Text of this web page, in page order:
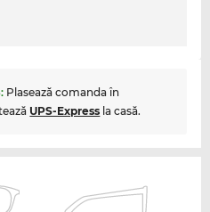
: Plasează comanda în
UPS-Express la casă.